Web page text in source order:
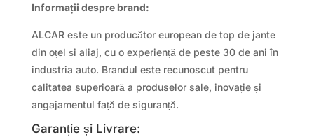
Informații despre brand:
ALCAR este un producător european de top de jante
din oțel și aliaj, cu o experiență de peste 30 de ani în
industria auto. Brandul este recunoscut pentru
calitatea superioară a produselor sale, inovație și
angajamentul față de siguranță.
Garanție și Livrare: